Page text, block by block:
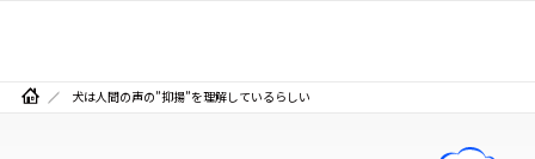
犬は人間の声の”抑揚”を理解しているらしい